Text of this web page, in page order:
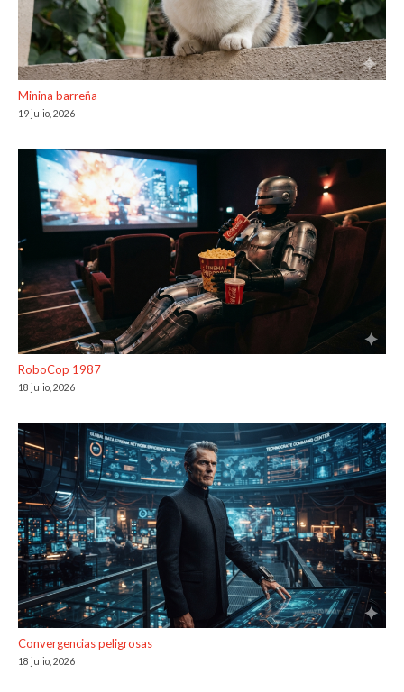
Minina barreña
19 julio, 2026
RoboCop 1987
18 julio, 2026
Convergencias peligrosas
18 julio, 2026